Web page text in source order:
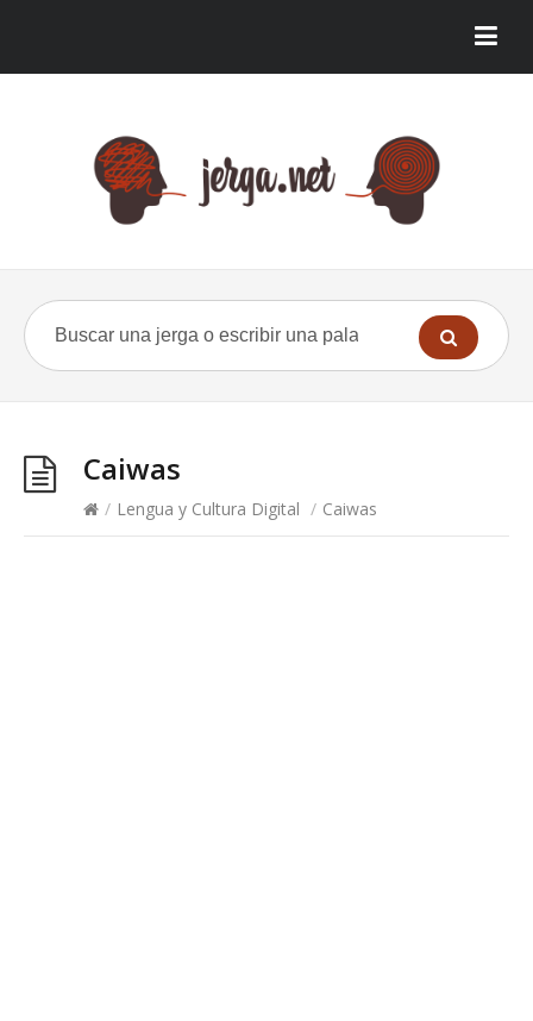
Caiwas
/ Lengua y Cultura Digital / Caiwas